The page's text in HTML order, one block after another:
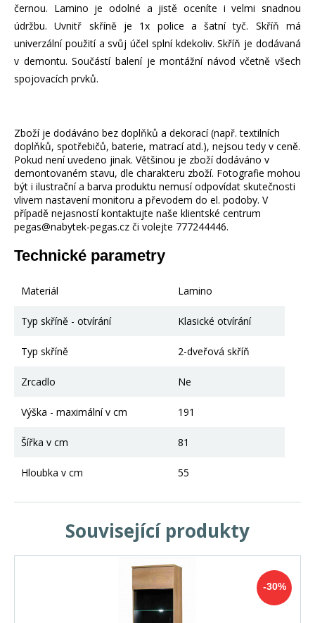
černou. Lamino je odolné a jistě oceníte i velmi snadnou
údržbu. Uvnitř skříně je 1x police a šatní tyč. Skříň má
univerzální použití a svůj účel splní kdekoliv. Skříň je dodávaná
v demontu. Součástí balení je montážní návod včetně všech
spojovacích prvků.
Zboží je dodáváno bez doplňků a dekorací (např. textilních
doplňků, spotřebičů, baterie, matrací atd.), nejsou tedy v ceně.
Pokud není uvedeno jinak. Většinou je zboží dodáváno v
demontovaném stavu, dle charakteru zboží. Fotografie mohou
být i ilustrační a barva produktu nemusí odpovídat skutečnosti
vlivem nastavení monitoru a převodem do el. podoby. V
případě nejasností kontaktujte naše klientské centrum
pegas@nabytek-pegas.cz či volejte 777244446.
Technické parametry
Materiál Lamino
Typ skříně - otvírání Klasické otvírání
Typ skříně 2-dveřová skříň
Zrcadlo Ne
Výška - maximální v cm 191
Šířka v cm 81
Hloubka v cm 55
Související produkty
-30%